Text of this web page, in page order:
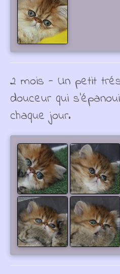
2 mois - Un petit
douceur qui
chaque jour.